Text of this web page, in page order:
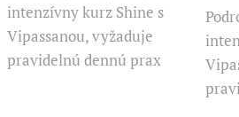
intenzívny kurz Shine s
Vipassanou, vyžaduje
pravidelnú dennú prax